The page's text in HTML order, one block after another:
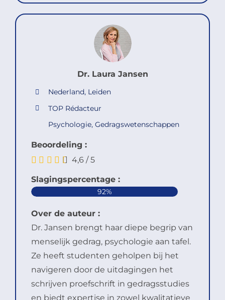
Dr. Laura Jansen
Nederland, Leiden
TOP Rédacteur
Psychologie, Gedragswetenschappen
Beoordeling :
4,6 /5
Slagingspercentage :
92%
Over de auteur :
Dr. Jansen brengt haar diepe begrip van
menselijk gedrag, psychologie aan tafel.
Ze heeft studenten geholpen bij het
navigeren door de uitdagingen het
schrijven proefschrift in gedragsstudies
en biedt expertise in zowel kwalitatieve